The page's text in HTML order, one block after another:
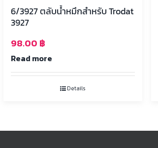
6/3927 ตลับน้ำหมึกสำหรับ Trodat
3927
98.00 ฿
Read more
Details